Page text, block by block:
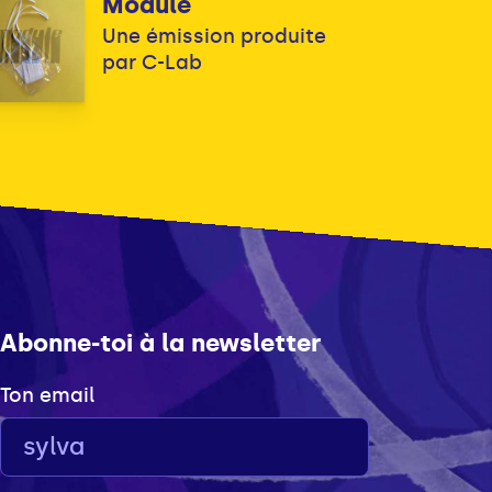
Une émission produite
par C-Lab
Abonne-toi à la newsletter
Ton email